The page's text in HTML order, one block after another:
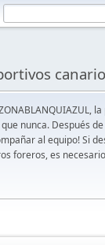
nunca. Después
al equipo! Si
foreros, es